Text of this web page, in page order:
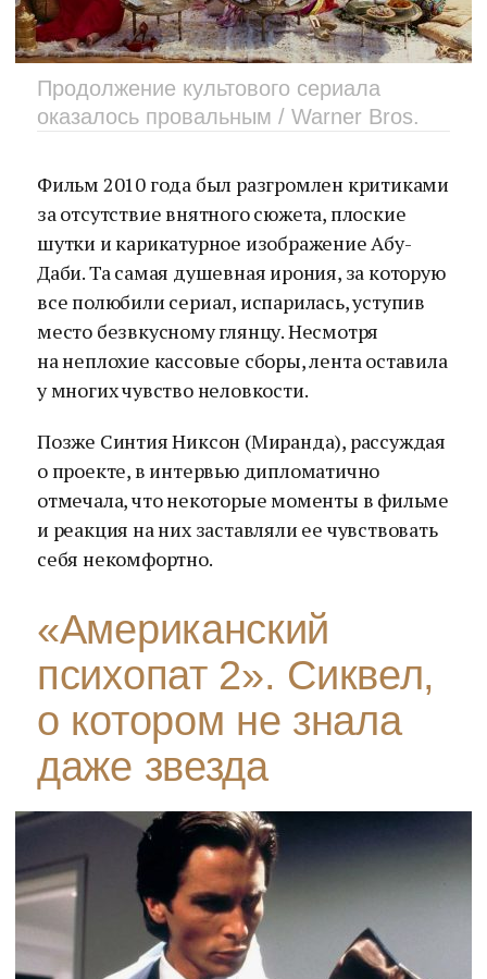
Продолжение культового сериала
оказалось провальным / Warner Bros.
Фильм 2010 года был разгромлен критиками
за отсутствие внятного сюжета, плоские
шутки и карикатурное изображение Абу-
Даби. Та самая душевная ирония, за которую
все полюбили сериал, испарилась, уступив
место безвкусному глянцу. Несмотря
на неплохие кассовые сборы, лента оставила
у многих чувство неловкости.
Позже Синтия Никсон (Миранда), рассуждая
о проекте, в интервью дипломатично
отмечала, что некоторые моменты в фильме
и реакция на них заставляли ее чувствовать
себя некомфортно.
«Американский
психопат 2». Сиквел,
о котором не знала
даже звезда